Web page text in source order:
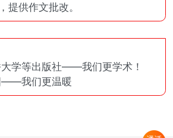
提供作文批改。
学等出版社——我们更学术！
——我们更温暖